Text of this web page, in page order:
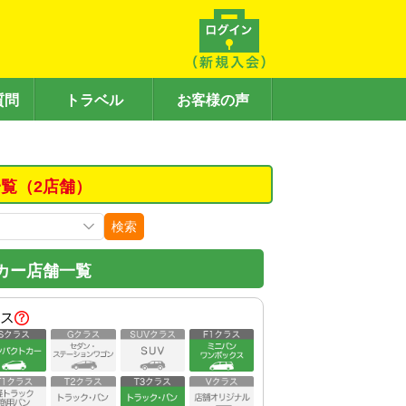
問 トラベル お客様の声
（2店舗）
検索
ー店舗一覧